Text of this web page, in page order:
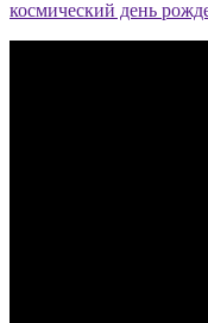
космический день